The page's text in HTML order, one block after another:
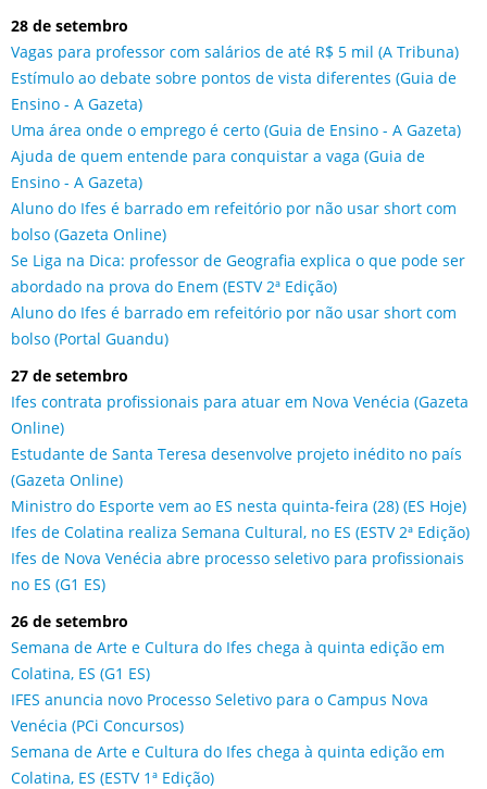
28 de setembro
Vagas para professor com salários de até R$ 5 mil (A Tribuna)
Estímulo ao debate sobre pontos de vista diferentes (Guia de
Ensino - A Gazeta)
Uma área onde o emprego é certo (Guia de Ensino - A Gazeta)
Ajuda de quem entende para conquistar a vaga (Guia de
Ensino - A Gazeta)
Aluno do Ifes é barrado em refeitório por não usar short com
bolso (Gazeta Online)
Se Liga na Dica: professor de Geografia explica o que pode ser
abordado na prova do Enem (ESTV 2ª Edição)
Aluno do Ifes é barrado em refeitório por não usar short com
bolso (Portal Guandu)
27 de setembro
Ifes contrata profissionais para atuar em Nova Venécia (Gazeta
Online)
Estudante de Santa Teresa desenvolve projeto inédito no país
(Gazeta Online)
Ministro do Esporte vem ao ES nesta quinta-feira (28) (ES Hoje)
Ifes de Colatina realiza Semana Cultural, no ES (ESTV 2ª Edição)
Ifes de Nova Venécia abre processo seletivo para profissionais
no ES (G1 ES)
26 de setembro
Semana de Arte e Cultura do Ifes chega à quinta edição em
Colatina, ES (G1 ES)
IFES anuncia novo Processo Seletivo para o Campus Nova
Venécia (PCi Concursos)
Semana de Arte e Cultura do Ifes chega à quinta edição em
Colatina, ES (ESTV 1ª Edição)